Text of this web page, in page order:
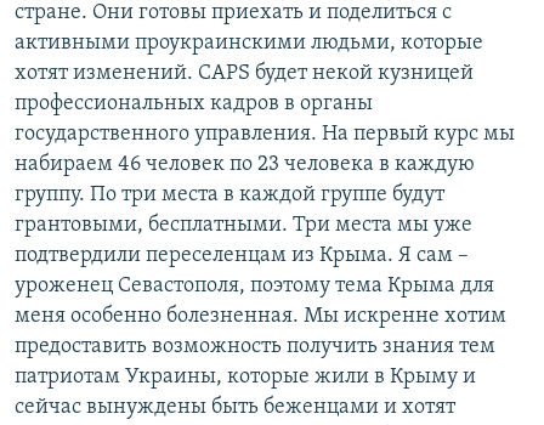
стране. Они готовы приехать и поделиться с
активными проукраинскими людьми, которые
хотят изменений. CAPS будет некой кузницей
профессиональных кадров в органы
государственного управления. На первый курс мы
набираем 46 человек по 23 человека в каждую
группу. По три места в каждой группе будут
грантовыми, бесплатными. Три места мы уже
подтвердили переселенцам из Крыма. Я сам –
уроженец Севастополя, поэтому тема Крыма для
меня особенно болезненная. Мы искренне хотим
предоставить возможность получить знания тем
патриотам Украины, которые жили в Крыму и
сейчас вынуждены быть беженцами и хотят